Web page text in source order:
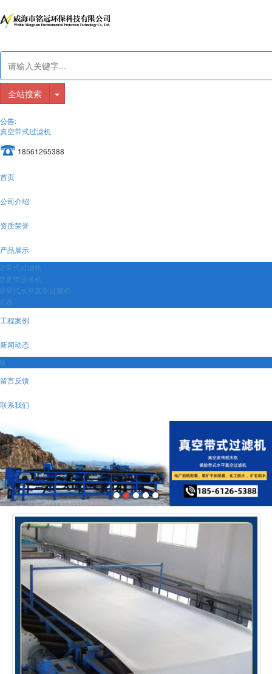
全站搜索
公告:
真空带式过滤机
18561265388
首页
公司介绍
资质荣誉
产品展示
带式过滤机
皮带脱水机
带式水平真空过频机
器
工程案例
新闻动态
留言反馈
联系我们